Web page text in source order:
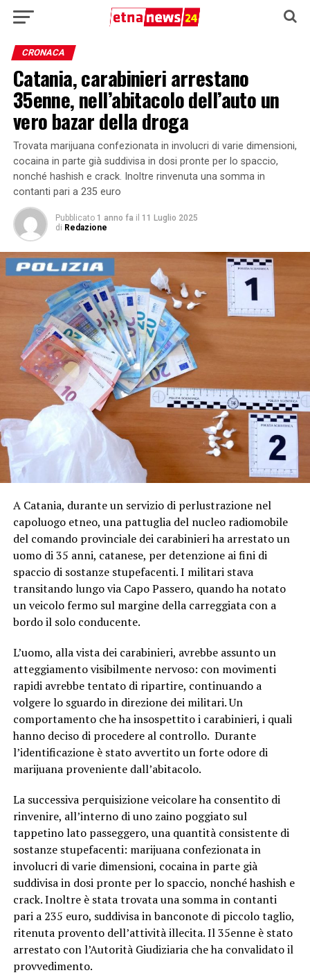
CRONACA
Catania, carabinieri arrestano
35enne, nell’abitacolo dell’auto un
vero bazar della droga
Trovata marijuana confezionata in involucri di varie dimensioni,
cocaina in parte già suddivisa in dosi pronte per lo spaccio,
nonché hashish e crack. Inoltre rinvenuta una somma in
contanti pari a 235 euro
Pubblicato 1 anno fa il 11 Luglio 2025
di Redazione
A Catania, durante un servizio di perlustrazione nel
capoluogo etneo, una pattuglia del nucleo radiomobile
del comando provinciale dei carabinieri ha arrestato un
uomo di 35 anni, catanese, per detenzione ai fini di
spaccio di sostanze stupefacenti. I militari stava
transitando lungo via Capo Passero, quando ha notato
un veicolo fermo sul margine della carreggiata con a
bordo il solo conducente.
L’uomo, alla vista dei carabinieri, avrebbe assunto un
atteggiamento visibilmente nervoso: con movimenti
rapidi avrebbe tentato di ripartire, continuando a
volgere lo sguardo in direzione dei militari. Un
comportamento che ha insospettito i carabinieri, i quali
hanno deciso di procedere al controllo. Durante
l’identificazione è stato avvertito un forte odore di
marijuana proveniente dall’abitacolo.
La successiva perquisizione veicolare ha consentito di
rinvenire, all’interno di uno zaino poggiato sul
tappetino lato passeggero, una quantità consistente di
sostanze stupefacenti: marijuana confezionata in
involucri di varie dimensioni, cocaina in parte già
suddivisa in dosi pronte per lo spaccio, nonché hashish e
crack. Inoltre è stata trovata una somma in contanti
pari a 235 euro, suddivisa in banconote di piccolo taglio,
ritenuta provento dell’attività illecita. Il 35enne è stato
arrestato con l’Autorità Giudiziaria che ha convalidato il
provvedimento.